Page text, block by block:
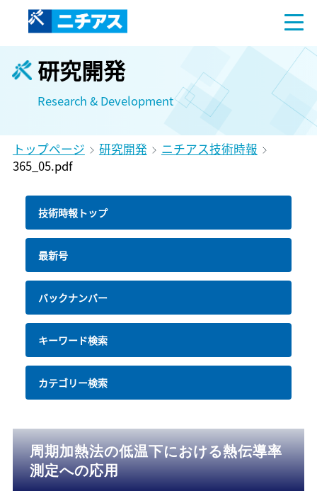
研究開発
Research & Development
トップページ 研究開発
ニチアス技術時報
365_05.pdf
技術時報トップ
最新号
バックナンバー
キーワード検索
カテゴリー検索
周期加熱法の低温下における熱伝導率
測定への応用